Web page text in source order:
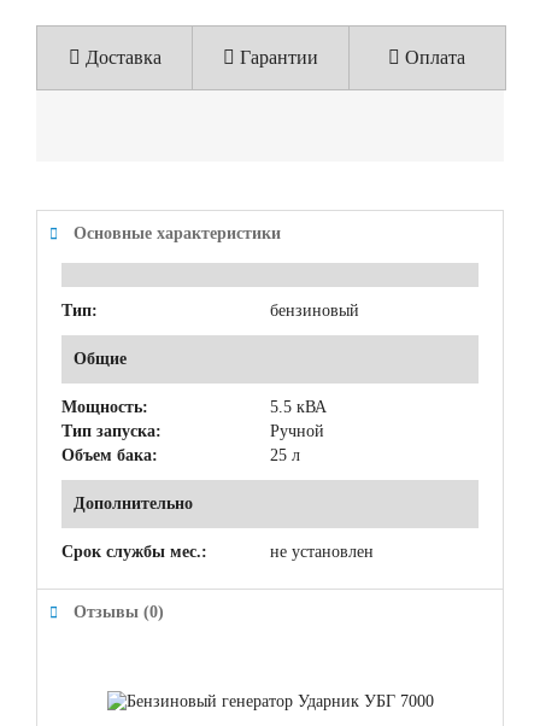
Доставка Гарантии Оплата
Основные характеристики
Тип: бензиновый
Общие
Мощность:
5.5 кВА
Тип запуска:
Ручной
Объем бака:
25 л
Дополнительно
Срок службы мес.: не установлен
Отзывы (0)